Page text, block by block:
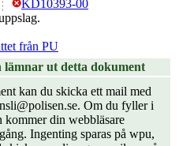
KD10393-00
från PU
lämnar ut detta dokument
kan du skicka ett mail med
Om du fyller i
kommer din webbläsare
Ingenting sparas på wpu,